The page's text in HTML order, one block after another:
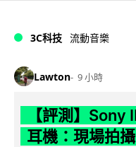
3C科技 流動音樂
Lawton 9 小時
【評測】
耳機：現場拍